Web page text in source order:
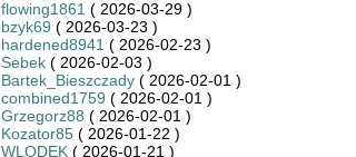
flowing1861 ( 2026-03-29 )
bzyk69 ( 2026-03-23 )
hardened8941 ( 2026-02-23 )
Sebek( 2026-02-03 )
Bartek_Bieszczady( 2026-02-01 )
combined1759 ( 2026-02-01 )
Grzegorz88 ( 2026-02-01 )
Kozator85( 2026-01-22 )
WLODEK( 2026-01-21 )